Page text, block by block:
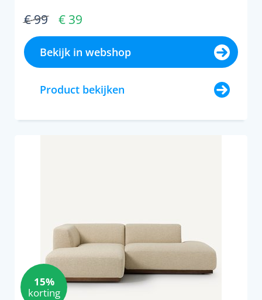
€ 99 € 39
Bekijk in webshop
Product bekijken
15%
korting